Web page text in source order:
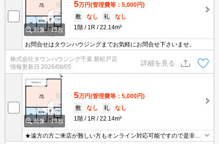
画像：19枚
5万円(管理費等：5,000円)
敷
なし 礼
なし
1階
1R 22.14m²
お問合せはタウンハウジングまでお気軽にお問合せ下さいませ。
株式会社タウンハウジング千葉 新松戸店
情報更新日 2026/08/05
詳細を見る
画像：19枚
5万円(管理費等：5,000円)
敷
なし 礼
なし
1階
1R 22.14m²
★遠方の方ご来店が難しい方もオンライン対応可能ですので是非一